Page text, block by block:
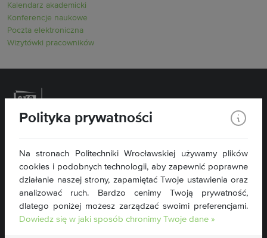
Kalendarz akademicki
Konferencje naukowe
Poczta elektroniczna
Wizytówki pracowników
Wydział Inżynierii Środowiska
Plac Grunwaldzki 13
50-377 Wrocław
tel. 71 320 46 76
wis@pwr.edu.pl
NIP: 896-000-58-51
Polityka prywatności
Na stronach Politechniki Wrocławskiej używamy plików
cookies i podobnych technologii, aby zapewnić poprawne
działanie naszej strony, zapamiętać Twoje ustawienia oraz
analizować ruch. Bardzo cenimy Twoją prywatność,
dlatego poniżej możesz zarządzać swoimi preferencjami.
Dowiedz się w jaki sposób chronimy Twoje dane »